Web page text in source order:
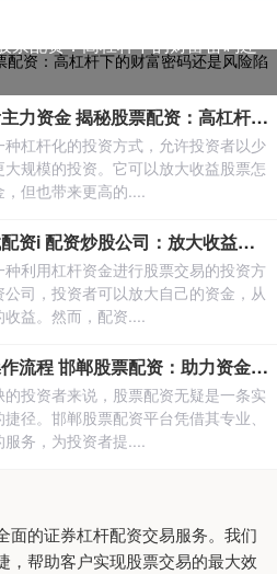
票配资：高杠杆下的财富密码还
股票怎样看主力资金 揭秘股票配资：高杠杆下的财富密码还是风险陷阱？
种杠杆化的投资方式，允许投资者以少
规模的投资。它可以放大收益股票怎
但也带来更高的....
炒股配资找配资i 配资炒股公司：放大收益，谨慎投资
种利用杠杆资金进行股票交易的投资方
司，投资者可以放大自己的资金，从
益。然而，配资....
股票配资操作流程 邯郸股票配资：助力资金短缺投资者实现财富梦想
投资者来说，股票配资无疑是一条实
径。邯郸股票配资平台凭借其专业、
务，为投资者提....
面的证券杠杆配资交易服务。我们
，帮助客户实现股票交易的最大效